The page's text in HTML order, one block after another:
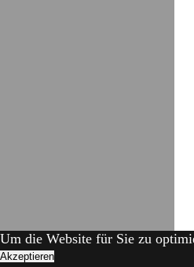
Um die Website für Sie zu
Akzeptieren